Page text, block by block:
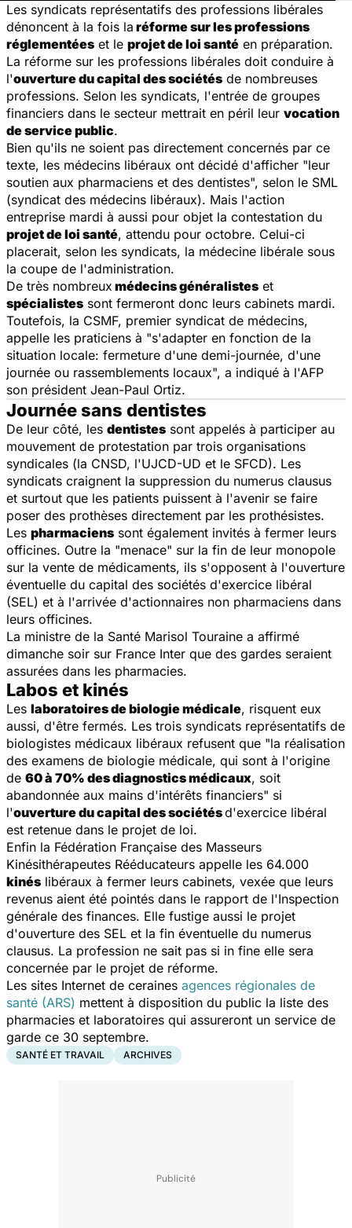
Les syndicats représentatifs des professions libérales
dénoncent à la fois la réforme sur les professions
réglementées et le projet de loi santé en préparation.
La réforme sur les professions libérales doit conduire à
l'ouverture du capital des sociétés de nombreuses
professions. Selon les syndicats, l'entrée de groupes
financiers dans le secteur mettrait en péril leur vocation
de service public.
Bien qu'ils ne soient pas directement concernés par ce
texte, les médecins libéraux ont décidé d'afficher "leur
soutien aux pharmaciens et des dentistes", selon le SML
(syndicat des médecins libéraux). Mais l'action
entreprise mardi à aussi pour objet la contestation du
projet de loi santé, attendu pour octobre. Celui-ci
placerait, selon les syndicats, la médecine libérale sous
la coupe de l'administration.
De très nombreux médecins généralistes et
spécialistes sont fermeront donc leurs cabinets mardi.
Toutefois, la CSMF, premier syndicat de médecins,
appelle les praticiens à "s'adapter en fonction de la
situation locale: fermeture d'une demi-journée, d'une
journée ou rassemblements locaux", a indiqué à l'AFP
son président Jean-Paul Ortiz.
Journée sans dentistes
De leur côté, les dentistes sont appelés à participer au
mouvement de protestation par trois organisations
syndicales (la CNSD, l'UJCD-UD et le SFCD). Les
syndicats craignent la suppression du numerus clausus
et surtout que les patients puissent à l'avenir se faire
poser des prothèses directement par les prothésistes.
Les pharmaciens sont également invités à fermer leurs
officines. Outre la "menace" sur la fin de leur monopole
sur la vente de médicaments, ils s'opposent à l'ouverture
éventuelle du capital des sociétés d'exercice libéral
(SEL) et à l'arrivée d'actionnaires non pharmaciens dans
leurs officines.
La ministre de la Santé Marisol Touraine a affirmé
dimanche soir sur France Inter que des gardes seraient
assurées dans les pharmacies.
Labos et kinés
Les laboratoires de biologie médicale, risquent eux
aussi, d'être fermés. Les trois syndicats représentatifs de
biologistes médicaux libéraux refusent que "la réalisation
des examens de biologie médicale, qui sont à l'origine
de 60 à 70% des diagnostics médicaux, soit
abandonnée aux mains d'intérêts financiers" si
l'ouverture du capital des sociétésd'exercice libéral
est retenue dans le projet de loi.
Enfin la Fédération Française des Masseurs
Kinésithérapeutes Rééducateurs appelle les 64.000
kinés libéraux à fermer leurs cabinets, vexée que leurs
revenus aient été pointés dans le rapport de l'Inspection
générale des finances. Elle fustige aussi le projet
d'ouverture des SEL et la fin éventuelle du numerus
clausus. La profession ne sait pas si in fine elle sera
concernée par le projet de réforme.
Les sites Internet de ceraines agences régionales de
santé (ARS) mettent à disposition du public la liste des
pharmacies et laboratoires qui assureront un service de
garde ce 30 septembre.
SANTÉ ET TRAVAIL ARCHIVES